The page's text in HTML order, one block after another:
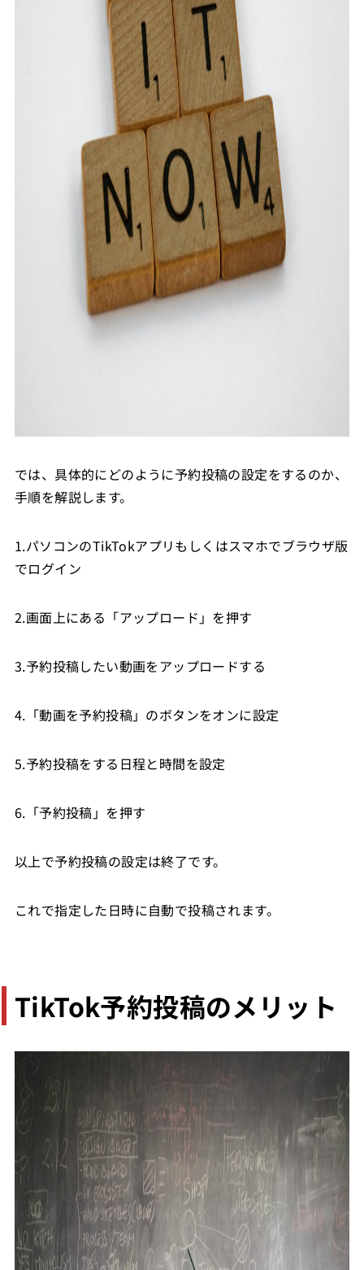
では、具体的にどのように予約投稿の設定をするのか、
手順を解説します。
1.パソコンのTikTokアプリもしくはスマホでブラウザ版
でログイン
2.画面上にある「アップロード」を押す
3.予約投稿したい動画をアップロードする
4.「動画を予約投稿」のボタンをオンに設定
5.予約投稿をする日程と時間を設定
6.「予約投稿」を押す
以上で予約投稿の設定は終了です。
これで指定した日時に自動で投稿されます。
TikTok予約投稿のメリット